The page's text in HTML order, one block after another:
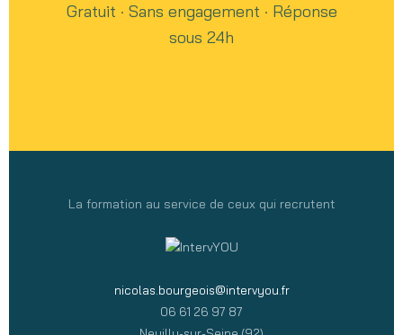
Gratuit · Sans engagement · Réponse
sous 24h
La formation au service de ceux qui recrutent
nicolas.bourgeois@intervyou.fr
06 61 26 97 87